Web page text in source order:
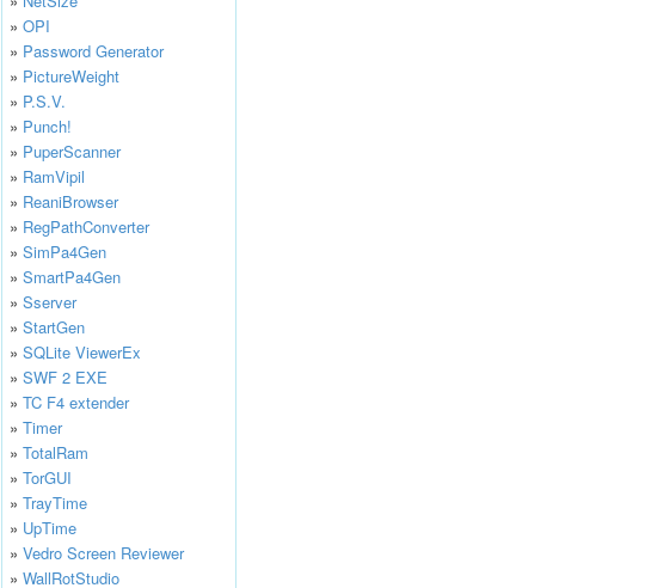
» OPI
» Password Generator
» PictureWeight
» P.S.V.
» Punch!
» PuperScanner
» RamVipil
» ReaniBrowser
» RegPathConverter
» SimPa4Gen
» SmartPa4Gen
» Sserver
» StartGen
» SQLite ViewerEx
» SWF 2 EXE
» TC F4 extender
» Timer
» TotalRam
» TorGUI
» TrayTime
» UpTime
» Vedro Screen Reviewer
» WallRotStudio